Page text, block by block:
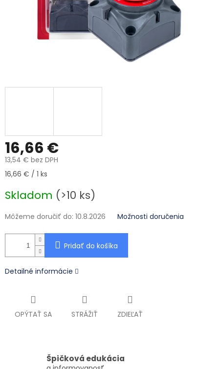
16,66 €
13,54 € bez DPH
Jednotková cena:
16,66 € / 1 ks
Skladom (>10 ks)
Môžeme doručiť do: 10.8.2026 Možnosti doručenia
Pridať do košíka
Detailné informácie
OPÝTAŤ SA STRÁŽIŤ ZDIEĽAŤ
Špičková edukácia